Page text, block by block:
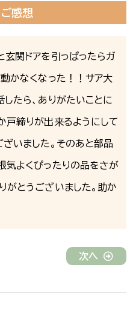
ご感想
玄関ドアを引っぱったらガ
かなくなった！！サア大
たら、ありがたいことに
戸締りが出来るようにして
いました。そのあと部品
気よくぴったりの品をさが
がとうございました。助か
次へ